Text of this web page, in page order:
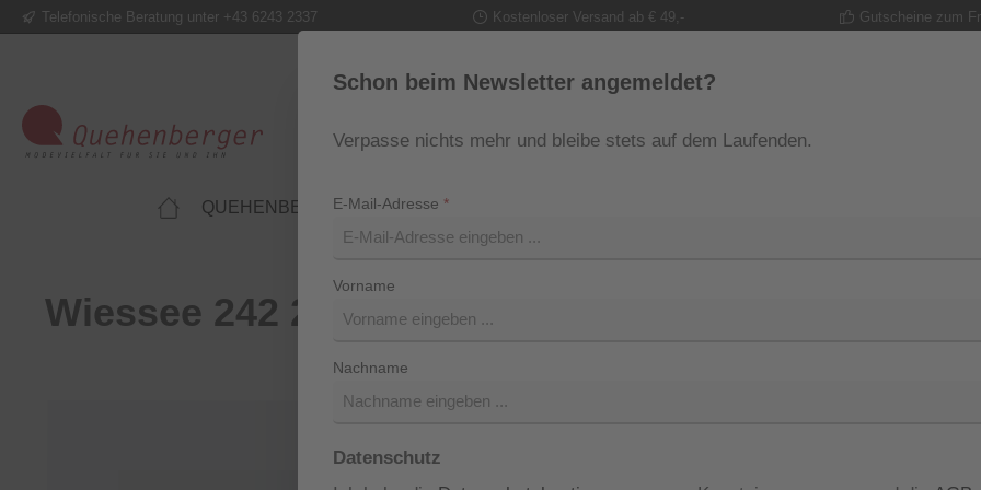
Hauptinhalt springen
Zur Suche springen
Zur Hauptnavigation springen
Telefonische Beratung unter +43 6243 2337 Kostenloser Versand ab € 49,- Gutscheine zum
QUEHENBERGER LIFESTYLE
Wiessee 242 2018
Schon beim Newsletter angemeldet?
Verpasse nichts mehr und bleibe stets auf dem Laufenden.
E-Mail-Adresse *
Vorname
Nachname
Datenschutz